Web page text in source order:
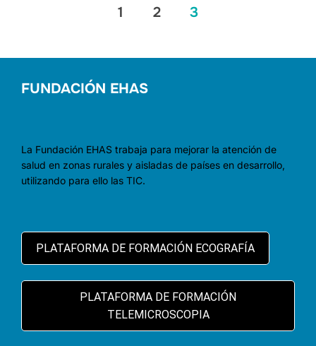
PAGINACIÓN
1 2 3
FUNDACIÓN EHAS
La Fundación EHAS trabaja para mejorar la atención de
salud en zonas rurales y aisladas de países en desarrollo,
utilizando para ello las TIC.
PLATAFORMA DE FORMACIÓN ECOGRAFÍA
PLATAFORMA DE FORMACIÓN
TELEMICROSCOPIA